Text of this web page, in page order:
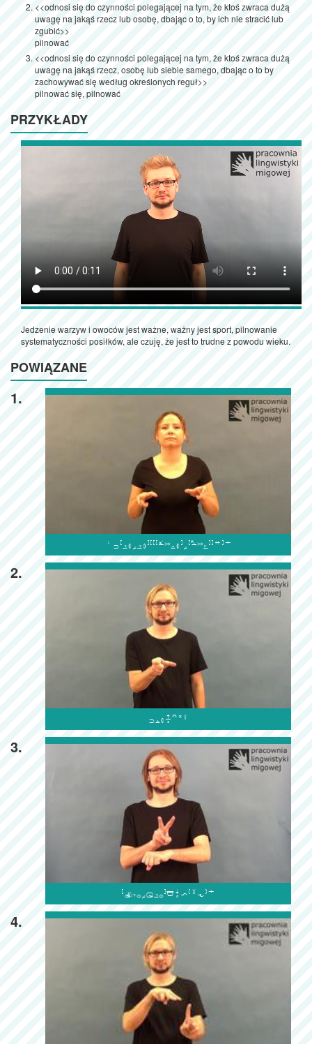
<<odnosi się do czynności polegającej na tym, że ktoś zwraca dużą
uwagę na jakąś rzecz lub osobę, dbając o to, by ich nie stracić lub
zgubić>>
pilnować
<<odnosi się do czynności polegającej na tym, że ktoś zwraca dużą
uwagę na jakąś rzecz, osobę lub siebie samego, dbając o to by
zachowywać się według określonych reguł>>
pilnować się, pilnować
PRZYKŁADY
Jedzenie warzyw i owoców jest ważne, ważny jest sport, pilnowanie
systematyczności posiłków, ale czuję, że jest to trudne z powodu wieku.
POWIĄZANE
1.

2.

3.

4.